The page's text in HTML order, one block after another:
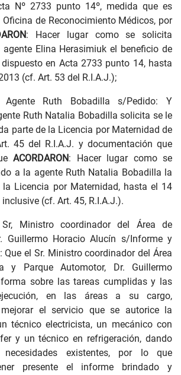
Nº 2733 punto 14º, medida que es
de Reconocimiento Médicos, por
: Hacer lugar como se solicita
Elina Herasimiuk el beneficio de
en Acta 2733 punto 14, hasta
(cf. Art. 53 del R.I.A.J.);
Agente Ruth Bobadilla s/Pedido: Y
Ruth Natalia Bobadilla solicita se le
parte de la Licencia por Maternidad de
45 del R.I.A.J. y documentación que
ACORDARON: Hacer lugar como se
a la agente Ruth Natalia Bobadilla la
la Licencia por Maternidad, hasta el 14
(cf. Art. 45, R.I.A.J.).
Ministro coordinador del Área de
Guillermo Horacio Alucín s/Informe y
Que el Sr. Ministro coordinador del Área
y Parque Automotor, Dr. Guillermo
sobre las tareas cumplidas y las
en las áreas a su cargo,
el servicio que se autorice la
técnico electricista, un mecánico con
y un técnico en refrigeración, dando
existentes, por lo que
presente el informe brindado y